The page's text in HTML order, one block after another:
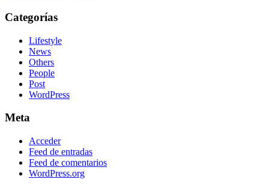
Categorías
Lifestyle
News
Others
People
Post
WordPress
Meta
Acceder
Feed de entradas
Feed de comentarios
WordPress.org